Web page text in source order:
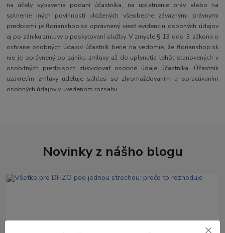
na účely vybavenia podaní účastníka, na uplatnenie práv alebo na
splnenie iných povinností uložených všeobecne záväznými právnymi
predpismi je florianshop.sk oprávnený viesť evidenciu osobných údajov
aj po zániku zmluvy o poskytovaní služby. V zmysle § 13 ods. 3 zákona o
ochrane osobných údajov účastník berie na vedomie, že florianshop.sk
nie je oprávnený po zániku zmluvy až do uplynutia lehôt stanovených v
osobitných predpisoch zlikvidovať osobné údaje účastníka. Účastník
uzavretím zmluvy udeľuje súhlas so zhromažďovaním a spracúvaním
osobných údajov v uvedenom rozsahu.
Novinky z nášho blogu